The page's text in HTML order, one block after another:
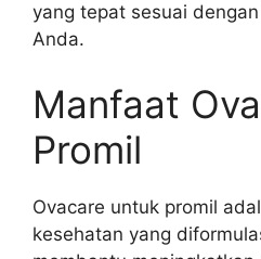
yang tepat sesuai
Anda.
Manfaat
Promil
Ovacare untuk promil
kesehatan yang